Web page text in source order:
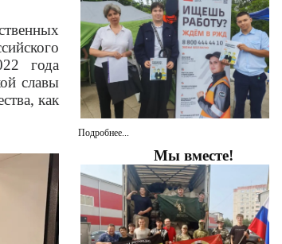
года
славы
как
Подробнее...
Мы вместе!